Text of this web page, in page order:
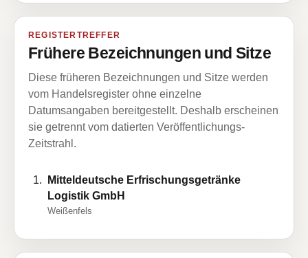
REGISTERTREFFER
Frühere Bezeichnungen und Sitze
Diese früheren Bezeichnungen und Sitze werden
vom Handelsregister ohne einzelne
Datumsangaben bereitgestellt. Deshalb erscheinen
sie getrennt vom datierten Veröffentlichungs-
Zeitstrahl.
Mitteldeutsche Erfrischungsgetränke
Logistik GmbH
Weißenfels